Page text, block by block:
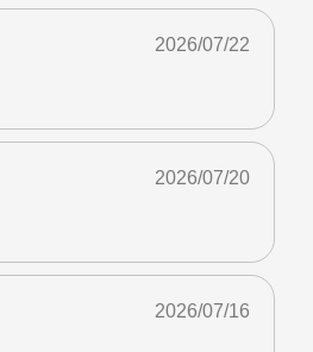
2026/07/22
2026/07/20
2026/07/16